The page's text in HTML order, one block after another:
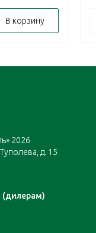
В корзину
2026
д. 15
(дилерам)